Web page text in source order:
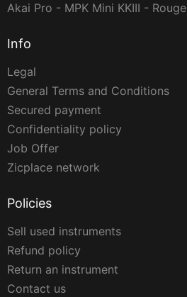
Akai Pro - MPK Mini KKIII - Rouge
Info
Legal
General Terms and Conditions
Secured payment
Confidentiality policy
Job Offer
Zicplace network
Policies
Sell used instruments
Refund policy
Return an instrument
Contact us